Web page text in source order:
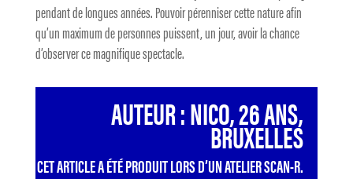
pendant de longues années. Pouvoir pérenniser cette nature afin
qu’un maximum de personnes puissent, un jour, avoir la chance
d’observer ce magnifique spectacle.
AUTEUR : NICO, 26 ANS,
BRUXELLES
CET ARTICLE A ÉTÉ PRODUIT LORS D’UN ATELIER SCAN-R.